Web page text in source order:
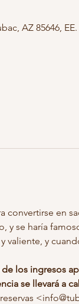
AZ 85646, EE.
en
y se haría
los ingresos
se llevará a